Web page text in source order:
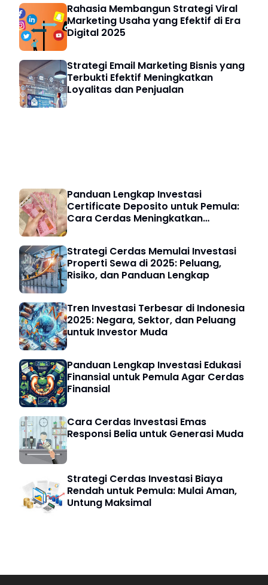
Rahasia Membangun Strategi Viral
Marketing Usaha yang Efektif di Era
Digital 2025
Strategi Email Marketing Bisnis yang
Terbukti Efektif Meningkatkan
Loyalitas dan Penjualan
Panduan Lengkap Investasi
Certificate Deposito untuk Pemula:
Cara Cerdas Meningkatkan
Strategi Cerdas Memulai Investasi
Properti Sewa di 2025: Peluang,
Risiko, dan Panduan Lengkap
Tren Investasi Terbesar di Indonesia
2025: Negara, Sektor, dan Peluang
untuk Investor Muda
Panduan Lengkap Investasi Edukasi
Finansial untuk Pemula Agar Cerdas
Finansial
Cara Cerdas Investasi Emas
Responsi Belia untuk Generasi Muda
Strategi Cerdas Investasi Biaya
Rendah untuk Pemula: Mulai Aman,
Untung Maksimal